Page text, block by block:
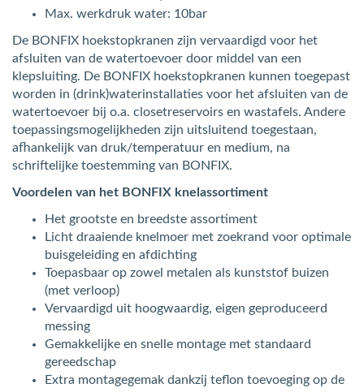
Max. werkdruk water: 10bar
De BONFIX hoekstopkranen zijn vervaardigd voor het
afsluiten van de watertoevoer door middel van een
klepsluiting. De BONFIX hoekstopkranen kunnen toegepast
worden in (drink)waterinstallaties voor het afsluiten van de
watertoevoer bij o.a. closetreservoirs en wastafels. Andere
toepassingsmogelijkheden zijn uitsluitend toegestaan,
afhankelijk van druk/temperatuur en medium, na
schriftelijke toestemming van BONFIX.
Voordelen van het BONFIX knelassortiment
Het grootste en breedste assortiment
Licht draaiende knelmoer met zoekrand voor optimale
buisgeleiding en afdichting
Toepasbaar op zowel metalen als kunststof buizen
(met verloop)
Vervaardigd uit hoogwaardig, eigen geproduceerd
messing
Gemakkelijke en snelle montage met standaard
gereedschap
Extra montagegemak dankzij teflon toevoeging op de